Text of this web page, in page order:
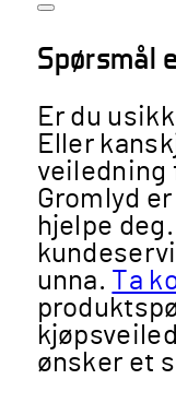
Spørsmål
Er du
Eller
veiledning
Gromlyd
hjelpe
unna.
Ta
ønsker et